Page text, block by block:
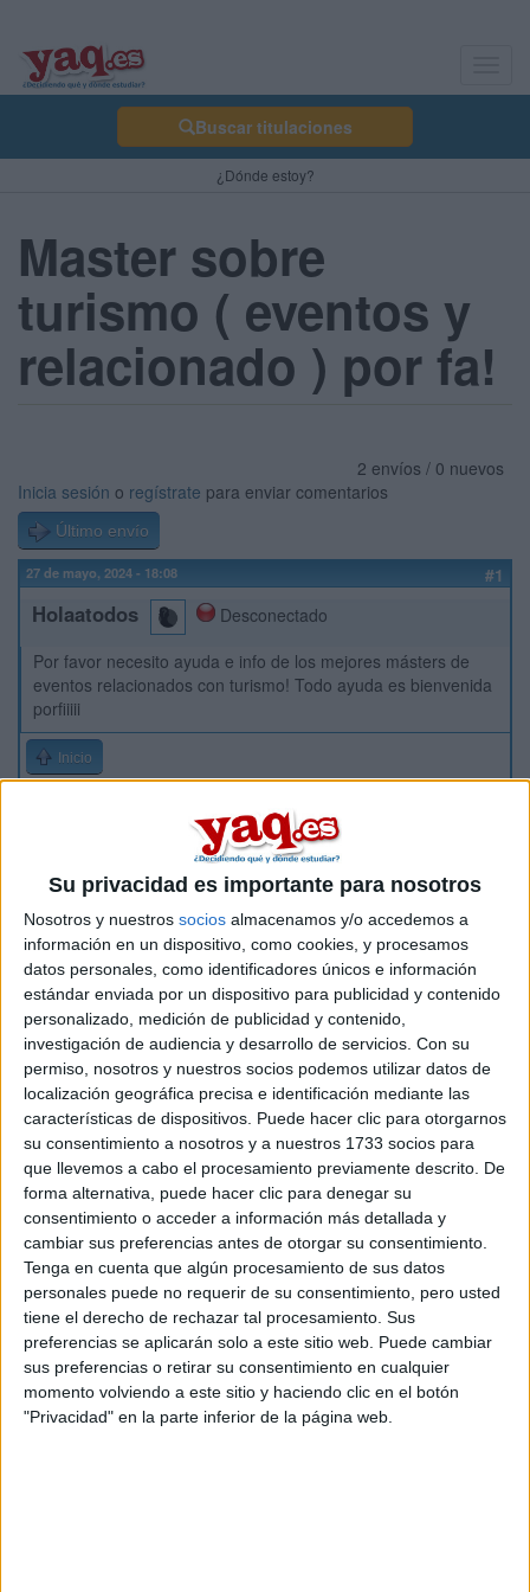
Su privacidad es importante para nosotros
Nosotros y nuestros socios almacenamos y/o accedemos a
información en un dispositivo, como cookies, y procesamos
datos personales, como identificadores únicos e información
estándar enviada por un dispositivo para publicidad y contenido
personalizado, medición de publicidad y contenido,
investigación de audiencia y desarrollo de servicios. Con su
permiso, nosotros y nuestros socios podemos utilizar datos de
localización geográfica precisa e identificación mediante las
características de dispositivos. Puede hacer clic para otorgarnos
su consentimiento a nosotros y a nuestros 1733 socios para
que llevemos a cabo el procesamiento previamente descrito. De
forma alternativa, puede hacer clic para denegar su
consentimiento o acceder a información más detallada y
cambiar sus preferencias antes de otorgar su consentimiento.
Tenga en cuenta que algún procesamiento de sus datos
personales puede no requerir de su consentimiento, pero usted
tiene el derecho de rechazar tal procesamiento. Sus
preferencias se aplicarán solo a este sitio web. Puede cambiar
sus preferencias o retirar su consentimiento en cualquier
momento volviendo a este sitio y haciendo clic en el botón
"Privacidad" en la parte inferior de la página web.
Buscar titulaciones
¿Dónde estoy?
Master sobre
turismo ( eventos y
relacionado ) por fa!
2 envíos / 0 nuevos
Inicia sesión o regístrate para enviar comentarios
Último envío
27 de mayo, 2024 - 18:08 #1
Holaatodos
Desconectado
Por favor necesito ayuda e info de los mejores másters de
eventos relacionados con turismo! Todo ayuda es bienvenida
porfiiiii
Inicio
La universidad - un mundo Turismo
Estudios nombrados en este post
Estudiar Turismo